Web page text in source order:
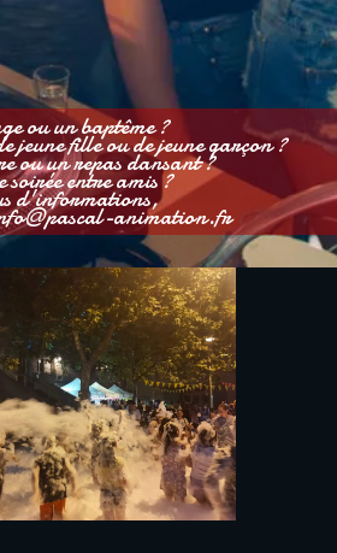
ou un baptême ?
jeune fille ou de jeune garçon ?
ou un repas dansant ?
soirée entre amis ?
d'informations,
animation.fr